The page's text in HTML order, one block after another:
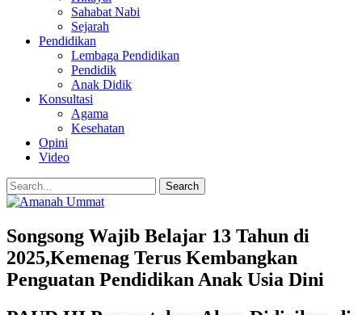
Sahabat Nabi
Sejarah
Pendidikan
Lembaga Pendidikan
Pendidik
Anak Didik
Konsultasi
Agama
Kesehatan
Opini
Video
Songsong Wajib Belajar 13 Tahun di
2025,Kemenag Terus Kembangkan
Penguatan Pendidikan Anak Usia Dini